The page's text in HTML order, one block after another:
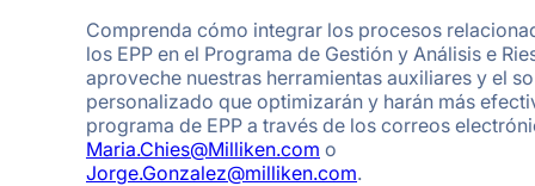
Comprenda cómo integrar los procesos
los EPP en el Programa de Gestión y Análisis e
aproveche nuestras herramientas auxiliares y el
personalizado que optimizarán y harán más
programa de EPP a través de los correos
Maria.Chies@Milliken.com o
Jorge.Gonzalez@milliken.com.